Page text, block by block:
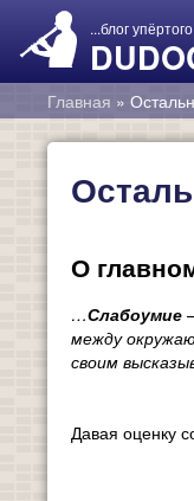
...блог
Главная »
О
…Слабоумие
между
своим
Давая оценку